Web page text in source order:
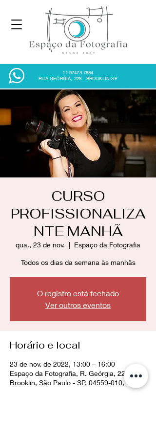
11 97473 7884
RUA GEÓRGIA, 228 - BROOKLIN SP
CURSO
PROFISSIONALIZA
NTE MANHÃ
qua., 23 de nov.
  |
Espaço da Fotografia
Todos os dias da semana às manhãs
O registro está fechado
Ver outros eventos
Horário e local
23 de nov. de 2022, 13:00 – 16:00
Espaço da Fotografia, R. Geórgia, 228 -
Brooklin, São Paulo - SP, 04559-010, Brasil